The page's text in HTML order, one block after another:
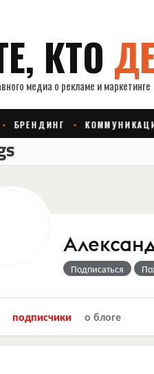
Подписаться
подписчики о блоге